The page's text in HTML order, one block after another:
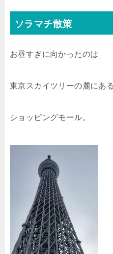
ソラマチ散策
お昼すぎに向かったのは
東京スカイツリーの麓にある
ショッピングモール。